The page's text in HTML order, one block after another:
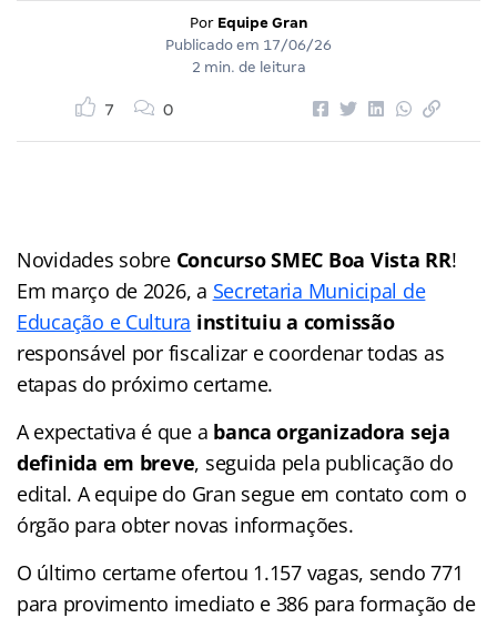
Por Equipe Gran
Publicado em 17/06/26
2 min. de leitura
7 0
Novidades sobre Concurso SMEC Boa Vista RR!
Em março de 2026, a Secretaria Municipal de
Educação e Cultura instituiu a comissão
responsável por fiscalizar e coordenar todas as
etapas do próximo certame.
A expectativa é que a banca organizadora seja
definida em breve, seguida pela publicação do
edital. A equipe do Gran segue em contato com o
órgão para obter novas informações.
O último certame ofertou 1.157 vagas, sendo 771
para provimento imediato e 386 para formação de